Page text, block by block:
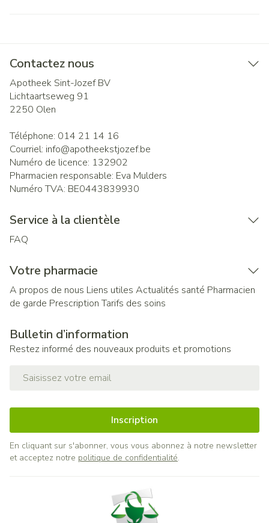
Contactez nous
Apotheek Sint-Jozef BV
Lichtaartseweg 91
2250 Olen
Téléphone: 014 21 14 16
Courriel: info@apotheekstjozef.be
Numéro de licence: 132902
Pharmacien responsable: Eva Mulders
Numéro TVA: BE0443839930
Service à la clientèle
FAQ
Votre pharmacie
A propos de nous Liens utiles Actualités santé Pharmacien
de garde Prescription Tarifs des soins
Bulletin d’information
Restez informé des nouveaux produits et promotions
Inscription
En cliquant sur s'abonner, vous vous abonnez à notre newsletter
et acceptez notre politique de confidentialité.